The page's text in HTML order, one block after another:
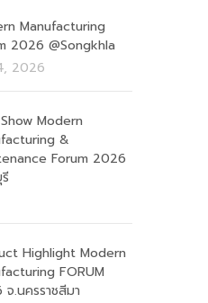
Manufacturing
2026 @Songkhla
2026
Modern
&
Forum 2026
Highlight Modern
FORUM
.นครราชสีมา